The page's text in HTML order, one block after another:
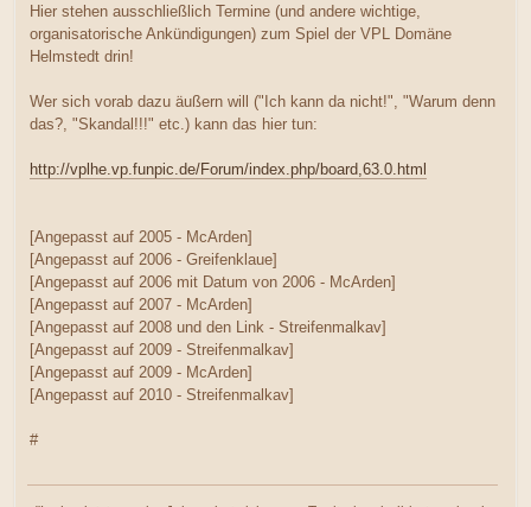
Hier stehen ausschließlich Termine (und andere wichtige,
organisatorische Ankündigungen) zum Spiel der VPL Domäne
Helmstedt drin!
Wer sich vorab dazu äußern will ("Ich kann da nicht!", "Warum denn
das?, "Skandal!!!" etc.) kann das hier tun:
http://vplhe.vp.funpic.de/Forum/index.php/board,63.0.html
[Angepasst auf 2005 - McArden]
[Angepasst auf 2006 - Greifenklaue]
[Angepasst auf 2006 mit Datum von 2006 - McArden]
[Angepasst auf 2007 - McArden]
[Angepasst auf 2008 und den Link - Streifenmalkav]
[Angepasst auf 2009 - Streifenmalkav]
[Angepasst auf 2009 - McArden]
[Angepasst auf 2010 - Streifenmalkav]
#